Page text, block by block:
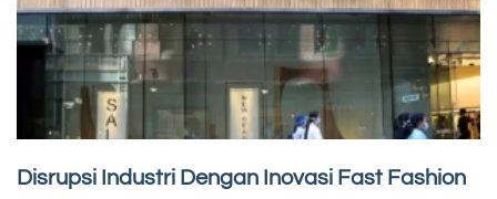
Disrupsi Industri Dengan Inovasi Fast Fashion